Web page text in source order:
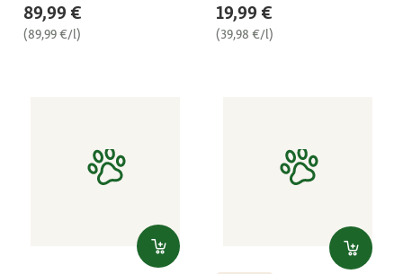
89,99 €
(89,99 €/l)
19,99 €
(39,98 €/l)